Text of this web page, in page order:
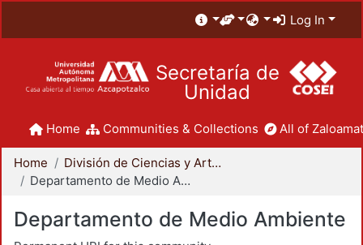
Log In
Secretaría de
Unidad
Home Communities & Collections All of
Home
División de Ciencias y Artes para el Diseño
Departamento de Medio Ambiente
Departamento de Medio Ambiente